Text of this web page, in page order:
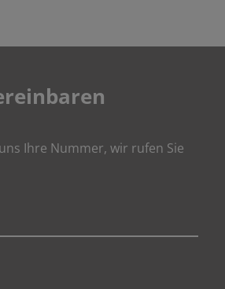
Ihre Nummer, wir rufen Sie